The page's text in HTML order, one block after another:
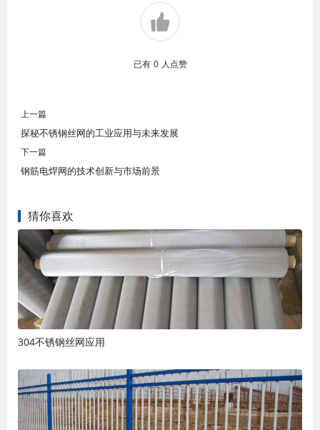
已有 0 人点赞
上一篇
探秘不锈钢丝网的工业应用与未来发展
下一篇
钢筋电焊网的技术创新与市场前景
猜你喜欢
304不锈钢丝网应用